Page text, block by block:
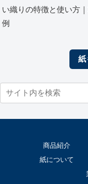
い織りの特徴と使い方
例
紙
商品紹介
紙について